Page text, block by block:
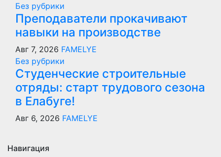
Без рубрики
Преподаватели прокачивают
навыки на производстве
Авг 7, 2026 FAMELYE
Без рубрики
Студенческие строительные
отряды: старт трудового сезона
в Елабуге!
Авг 6, 2026 FAMELYE
Навигация